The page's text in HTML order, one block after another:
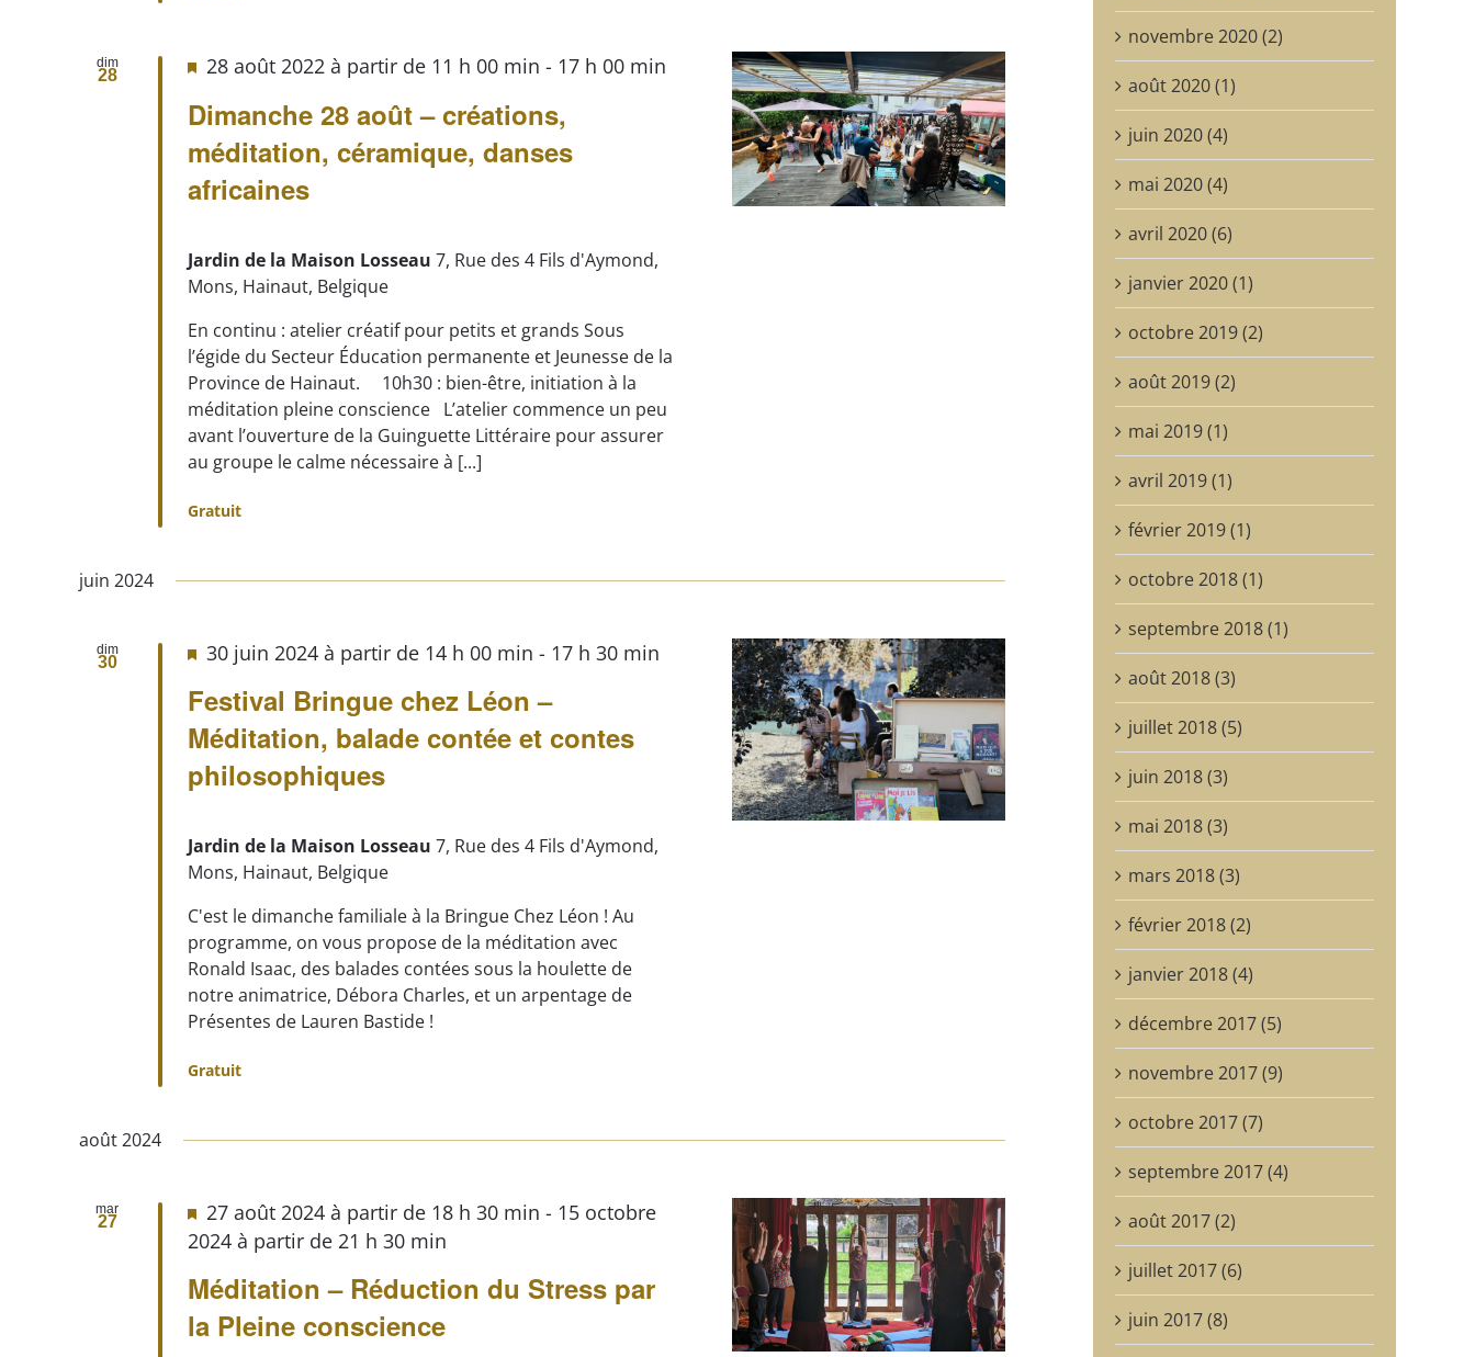
dim
28
Dimanche 28 août – créations,
méditation, céramique, danses
africaines
28 août 2022 à partir de 11 h 00 min - 17 h 00 min
Jardin de la Maison Losseau7, Rue des 4 Fils d'Aymond,
Mons, Hainaut, Belgique
En continu : atelier créatif pour petits et grands Sous
l’égide du Secteur Éducation permanente et Jeunesse de la
Province de Hainaut. 10h30 : bien-être, initiation à la
méditation pleine conscience L’atelier commence un peu
avant l’ouverture de la Guinguette Littéraire pour assurer
au groupe le calme nécessaire à [...]
Gratuit
juin 2024
dim
30
Festival Bringue chez Léon –
Méditation, balade contée et contes
philosophiques
30 juin 2024 à partir de 14 h 00 min - 17 h 30 min
Jardin de la Maison Losseau7, Rue des 4 Fils d'Aymond,
Mons, Hainaut, Belgique
C'est le dimanche familiale à la Bringue Chez Léon ! Au
programme, on vous propose de la méditation avec
Ronald Isaac, des balades contées sous la houlette de
notre animatrice, Débora Charles, et un arpentage de
Présentes de Lauren Bastide !
Gratuit
août 2024
mar
27
Méditation – Réduction du Stress par
la Pleine conscience
27 août 2024 à partir de 18 h 30 min - 15 octobre
2024 à partir de 21 h 30 min
novembre 2020 (2)
août 2020 (1)
juin 2020 (4)
mai 2020 (4)
avril 2020 (6)
janvier 2020 (1)
octobre 2019 (2)
août 2019 (2)
mai 2019 (1)
avril 2019 (1)
février 2019 (1)
octobre 2018 (1)
septembre 2018 (1)
août 2018 (3)
juillet 2018 (5)
juin 2018 (3)
mai 2018 (3)
mars 2018 (3)
février 2018 (2)
janvier 2018 (4)
décembre 2017 (5)
novembre 2017 (9)
octobre 2017 (7)
septembre 2017 (4)
août 2017 (2)
juillet 2017 (6)
juin 2017 (8)